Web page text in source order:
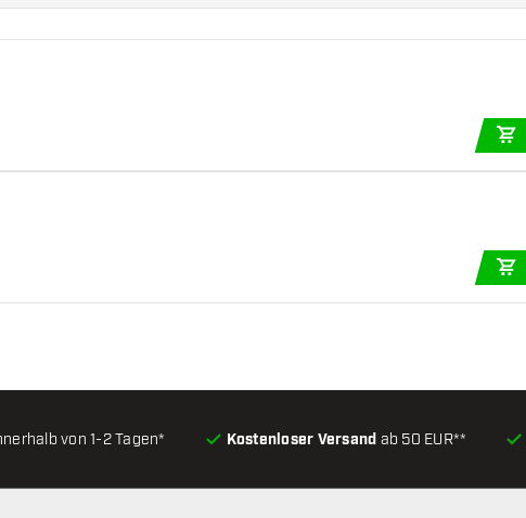
von 1-2 Tagen* Kostenloser Versand ab 50 EUR**